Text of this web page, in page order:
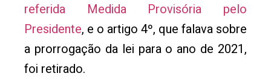
referida Medida Provisória pelo
Presidente, e o artigo 4º, que falava sobre
a prorrogação da lei para o ano de 2021,
foi retirado.